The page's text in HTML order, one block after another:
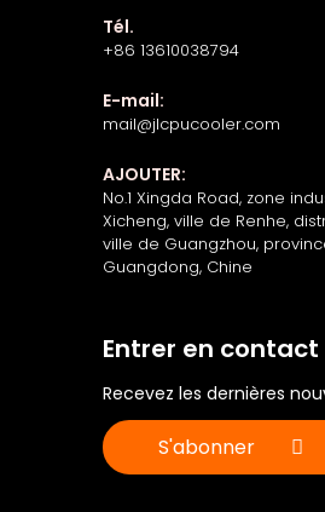
Tél.
+86 13610038794
E-mail:
mail@jlcpucooler.com
AJOUTER:
No.1 Xingda Road, zone
Xicheng, ville de Renhe,
ville de Guangzhou,
Guangdong, Chine
Entrer en contact
Recevez les dernières
S'abonner